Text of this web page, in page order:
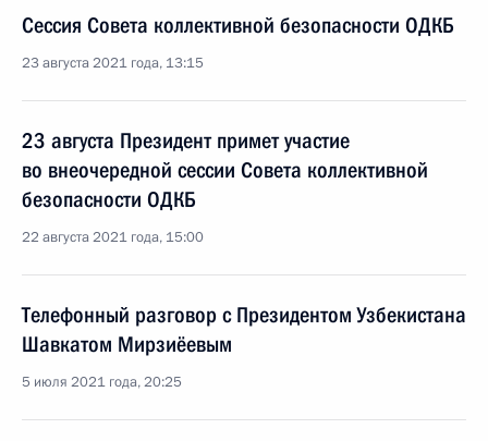
Сессия Совета коллективной безопасности ОДКБ
23 августа 2021 года, 13:15
23 августа Президент примет участие
во внеочередной сессии Совета коллективной
безопасности ОДКБ
22 августа 2021 года, 15:00
Телефонный разговор с Президентом Узбекистана
Шавкатом Мирзиёевым
5 июля 2021 года, 20:25